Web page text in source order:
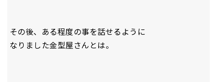
その後、ある程度の事を話せるように
なりました金型屋さんとは。